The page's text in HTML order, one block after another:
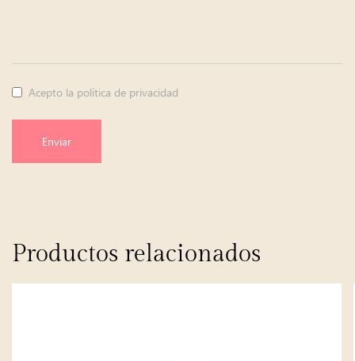
Acepto la política de privacidad
Enviar
Productos relacionados